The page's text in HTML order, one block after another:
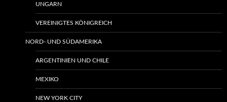
UNGARN
VEREINIGTES KÖNIGREICH
NORD- UND SÜDAMERIKA
ARGENTINIEN UND CHILE
MEXIKO
NEW YORK CITY